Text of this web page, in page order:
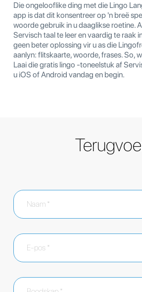
Die ongelooflike ding met die Lingo
app is dat dit konsentreer op 'n breë
woorde gebruik in u daaglikse roetine.
Servisch taal te leer en vaardig te raak
geen beter oplossing vir u as die
aanlyn: flitskaarte, woorde, frases. So,
Laai die gratis lingo -toneelstuk af
u iOS of Android vandag en begin.